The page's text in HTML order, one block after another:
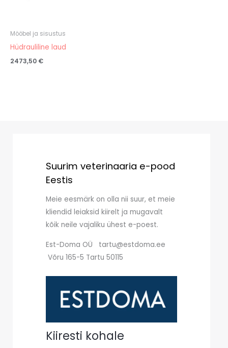
Mööbel ja sisustus
Hüdrauliline laud
2473,50 €
Suurim veterinaaria e-pood
Eestis
Meie eesmärk on olla nii suur, et meie
kliendid leiaksid kiirelt ja mugavalt
kõik neile vajaliku ühest e-poest.
Est-Doma OÜ tartu@estdoma.ee
Võru 165-5 Tartu 50115
Kiiresti kohale